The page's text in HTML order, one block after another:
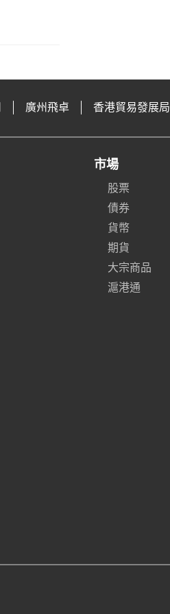
廣州飛卓 香港貿易發展局
市場
股票
債券
貨幣
期貨
大宗商品
滬港通